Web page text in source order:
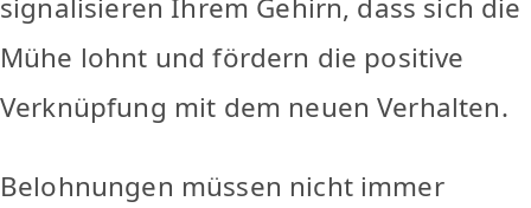
signalisieren Ihrem Gehirn, dass sich die
Mühe lohnt und fördern die positive
Verknüpfung mit dem neuen Verhalten.
Belohnungen müssen nicht immer